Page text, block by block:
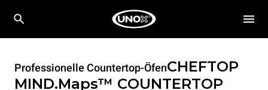
Professionelle Countertop-ÖfenCHEFTOP
MIND.Maps™ COUNTERTOP